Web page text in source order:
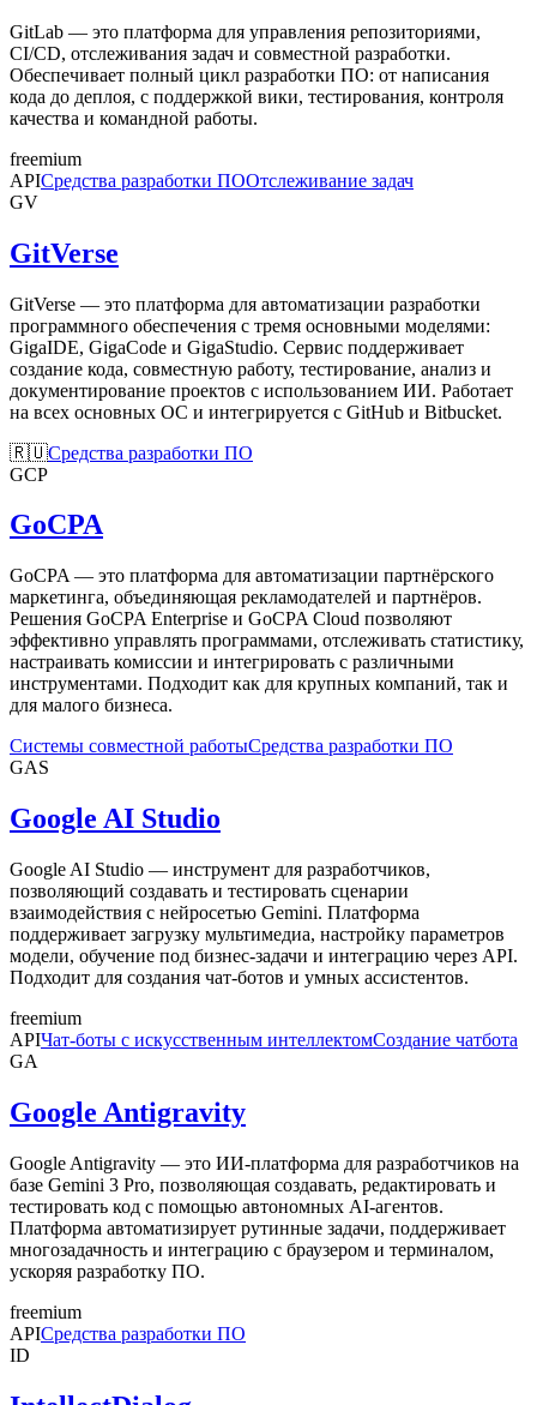
GitLab — это платформа для управления репозиториями,
CI/CD, отслеживания задач и совместной разработки.
Обеспечивает полный цикл разработки ПО: от написания
кода до деплоя, с поддержкой вики, тестирования, контроля
качества и командной работы.
freemium
APIСредства разработки ПООтслеживание задач
GV
GitVerse
GitVerse — это платформа для автоматизации разработки
программного обеспечения с тремя основными моделями:
GigaIDE, GigaCode и GigaStudio. Сервис поддерживает
создание кода, совместную работу, тестирование, анализ и
документирование проектов с использованием ИИ. Работает
на всех основных ОС и интегрируется с GitHub и Bitbucket.
🇷🇺Средства разработки ПО
GCP
GoCPA
GoCPA — это платформа для автоматизации партнёрского
маркетинга, объединяющая рекламодателей и партнёров.
Решения GoCPA Enterprise и GoCPA Cloud позволяют
эффективно управлять программами, отслеживать статистику,
настраивать комиссии и интегрировать с различными
инструментами. Подходит как для крупных компаний, так и
для малого бизнеса.
Системы совместной работыСредства разработки ПО
GAS
Google AI Studio
Google AI Studio — инструмент для разработчиков,
позволяющий создавать и тестировать сценарии
взаимодействия с нейросетью Gemini. Платформа
поддерживает загрузку мультимедиа, настройку параметров
модели, обучение под бизнес-задачи и интеграцию через API.
Подходит для создания чат-ботов и умных ассистентов.
freemium
APIЧат-боты с искусственным интеллектомСоздание чатбота
GA
Google Antigravity
Google Antigravity — это ИИ-платформа для разработчиков на
базе Gemini 3 Pro, позволяющая создавать, редактировать и
тестировать код с помощью автономных AI-агентов.
Платформа автоматизирует рутинные задачи, поддерживает
многозадачность и интеграцию с браузером и терминалом,
ускоряя разработку ПО.
freemium
APIСредства разработки ПО
ID